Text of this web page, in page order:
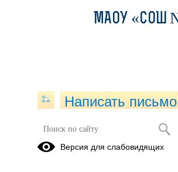
Рабочие программы 5-9
МАОУ «СОШ
Написать письмо
Версия для слабовидящих